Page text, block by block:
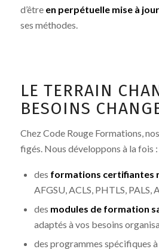
d’être en perpétuelle mise à jour
ses méthodes.
LE TERRAIN
BESOINS
Chez Code Rouge Formations,
figés. Nous développons à la fois :
des formations certifiantes
AFGSU, ACLS, PHTLS, PALS,
des modules de formation
adaptés à vos besoins
des programmes spécifiques